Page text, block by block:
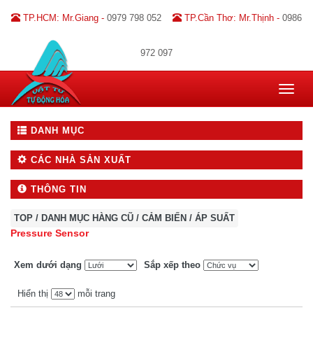
TP.HCM: Mr.Giang - 0979 798 052 TP.Cần Thơ: Mr.Thịnh - 0986
972 097
Toggle
DANH MỤC
CÁC NHÀ SẢN XUẤT
THÔNG TIN
TOP / DANH MỤC HÀNG CŨ / CẢM BIẾN / ÁP SUẤT
Pressure Sensor
Xem dưới dạng Sắp xếp theo
Hiển thị mỗi trang